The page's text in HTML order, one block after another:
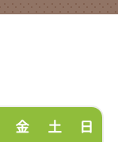
金 土 日